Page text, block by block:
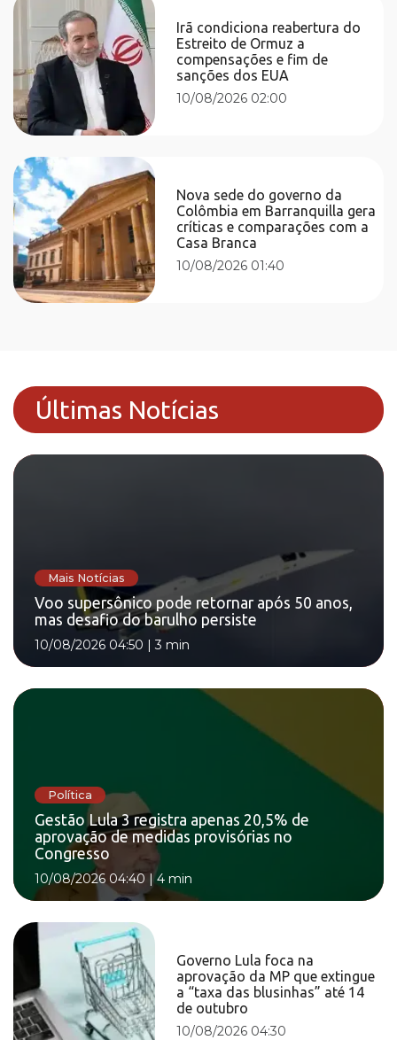
Irã condiciona reabertura do
Estreito de Ormuz a
compensações e fim de
sanções dos EUA
10/08/2026 02:00
Nova sede do governo da
Colômbia em Barranquilla gera
críticas e comparações com a
Casa Branca
10/08/2026 01:40
Últimas Notícias
Mais Notícias
Voo supersônico pode retornar após 50 anos,
mas desafio do barulho persiste
10/08/2026 04:50 |3 min
Política
Gestão Lula 3 registra apenas 20,5% de
aprovação de medidas provisórias no
Congresso
10/08/2026 04:40 |4 min
Governo Lula foca na
aprovação da MP que extingue
a “taxa das blusinhas” até 14
de outubro
10/08/2026 04:30